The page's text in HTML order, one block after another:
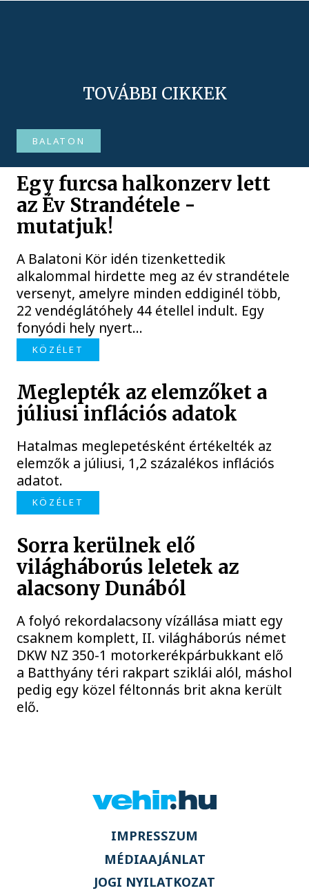
TOVÁBBI CIKKEK
BALATON
Egy furcsa halkonzerv lett
az Év Strandétele -
mutatjuk!
A Balatoni Kör idén tizenkettedik
alkalommal hirdette meg az év strandétele
versenyt, amelyre minden eddiginél több,
22 vendéglátóhely 44 étellel indult. Egy
fonyódi hely nyert...
KÖZÉLET
Meglepték az elemzőket a
júliusi inflációs adatok
Hatalmas meglepetésként értékelték az
elemzők a júliusi, 1,2 százalékos inflációs
adatot.
KÖZÉLET
Sorra kerülnek elő
világháborús leletek az
alacsony Dunából
A folyó rekordalacsony vízállása miatt egy
csaknem komplett, II. világháborús német
DKW NZ 350-1 motorkerékpárbukkant elő
a Batthyány téri rakpart sziklái alól, máshol
pedig egy közel féltonnás brit akna került
elő.
IMPRESSZUM
MÉDIAAJÁNLAT
JOGI NYILATKOZAT